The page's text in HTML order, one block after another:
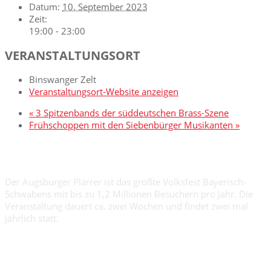
Datum: 10. September 2023
Zeit:
19:00 - 23:00
VERANSTALTUNGSORT
Binswanger Zelt
Veranstaltungsort-Website anzeigen
« 3 Spitzenbands der süddeutschen Brass-Szene
Frühschoppen mit den Siebenbürger Musikanten »
Der Augsburger Plärrer ist das größte Volksfest Bayerisch-
Schwabens mit bis zu 1,2 Millionen Besuchern pro Jahr. Die
Veranstaltung dauert ca. zwei Wochen und findet zwei mal
jährlich statt.